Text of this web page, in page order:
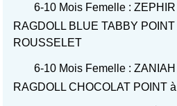
6-10 Mois Femelle :
RAGDOLL BLUE TABBY
ROUSSELET
6-10 Mois Femelle :
RAGDOLL CHOCOLAT POINT